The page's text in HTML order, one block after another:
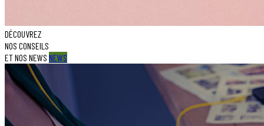
DÉCOUVREZ
NOS CONSEILS
ET NOS NEWS NEWS